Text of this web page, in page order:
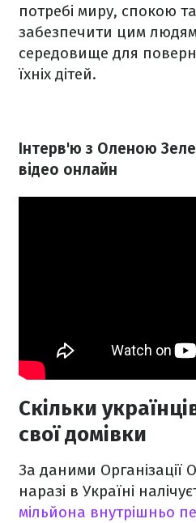
потребі миру, спокою
забезпечити цим людям
середовище для
їхніх дітей.
Інтерв'ю з Оленою
відео онлайн
Скільки
свої домівки
За даними Організації
наразі в Україні
мільйона внутрішньо